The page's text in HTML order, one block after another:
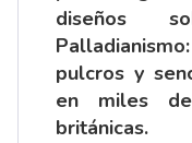
diseños
pulcros y
en miles de
británicas.